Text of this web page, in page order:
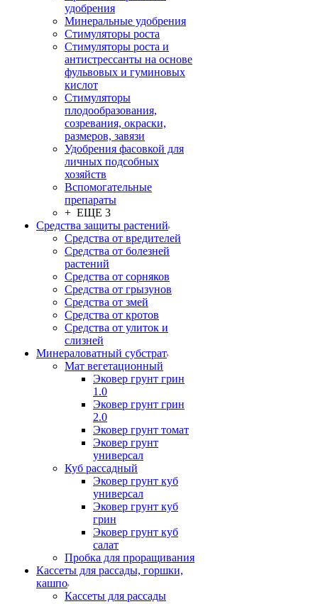
удобрения
Минеральные удобрения
Стимуляторы роста
Стимуляторы роста и
антистрессанты на основе
фульвовых и гуминовых
кислот
Стимуляторы
плодообразования,
созревания, окраски,
размеров, завязи
Удобрения фасовкой для
личных подсобных
хозяйств
Вспомогательные
препараты
+ ЕЩЕ 3
Средства защиты растений
Средства от вредителей
Средства от болезней
растений
Средства от сорняков
Средства от грызунов
Средства от змей
Средства от кротов
Средства от улиток и
слизней
Минераловатный субстрат
Мат вегетационный
Эковер грунт грин
1.0
Эковер грунт грин
2.0
Эковер грунт томат
Эковер грунт
универсал
Куб рассадный
Эковер грунт куб
универсал
Эковер грунт куб
грин
Эковер грунт куб
салат
Пробка для проращивания
Кассеты для рассады, горшки,
кашпо
Кассеты для рассады